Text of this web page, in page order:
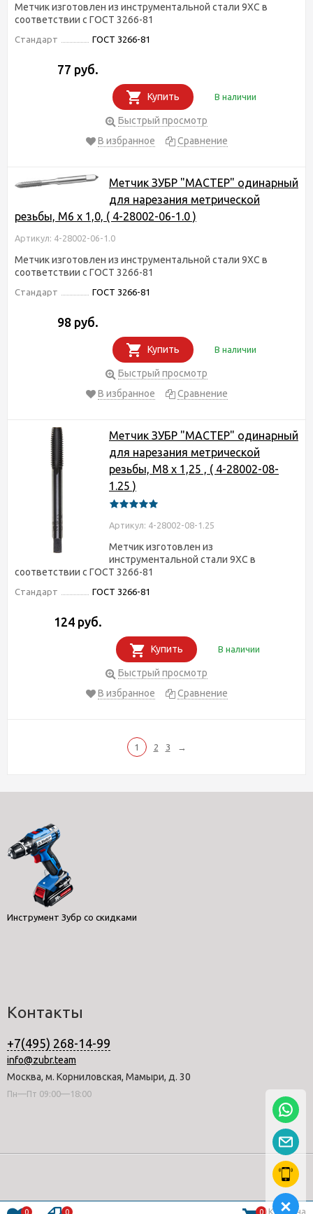
Метчик изготовлен из инструментальной стали 9ХС в
соответствии с ГОСТ 3266-81
Стандарт ГОСТ 3266-81
77 руб.
Купить В наличии
Быстрый просмотр
В избранное
Сравнение
Метчик ЗУБР "МАСТЕР" одинарный
для нарезания метрической
резьбы, М6 x 1,0, ( 4-28002-06-1.0 )
Артикул: 4-28002-06-1.0
Метчик изготовлен из инструментальной стали 9ХС в
соответствии с ГОСТ 3266-81
Стандарт ГОСТ 3266-81
98 руб.
Купить В наличии
Быстрый просмотр
В избранное
Сравнение
Метчик ЗУБР "МАСТЕР" одинарный
для нарезания метрической
резьбы, М8 x 1,25 , ( 4-28002-08-
1.25 )
Артикул: 4-28002-08-1.25
Метчик изготовлен из
инструментальной стали 9ХС в
соответствии с ГОСТ 3266-81
Стандарт ГОСТ 3266-81
124 руб.
Купить В наличии
Быстрый просмотр
В избранное
Сравнение
1 2 3 →
Инструмент Зубр со скидками
Контакты
+7(495) 268-14-99
info@zubr.team
Москва, м. Корниловская, Мамыри, д. 30
Пн—Пт 09:00—18:00
0 0 0